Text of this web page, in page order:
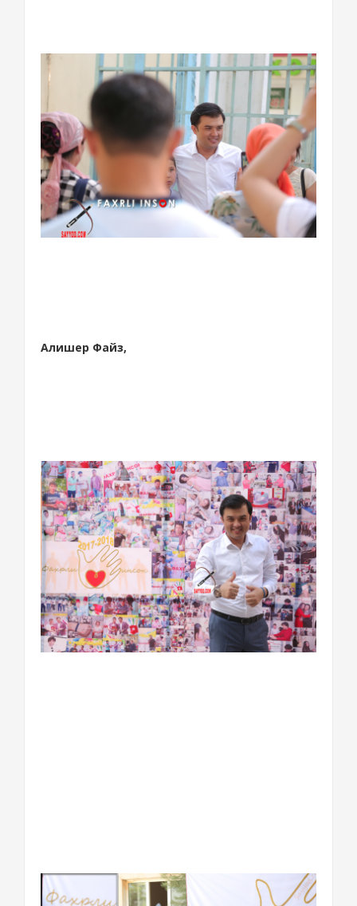
Алишер Файз,